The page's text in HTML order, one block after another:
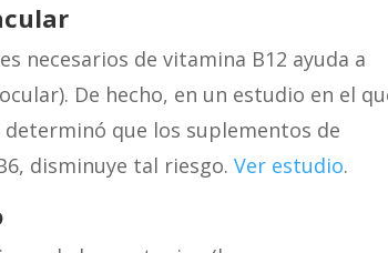
necesarios de vitamina B12 ayuda a
De hecho, en un estudio en el
que los suplementos de
disminuye tal riesgo.Ver estudio.